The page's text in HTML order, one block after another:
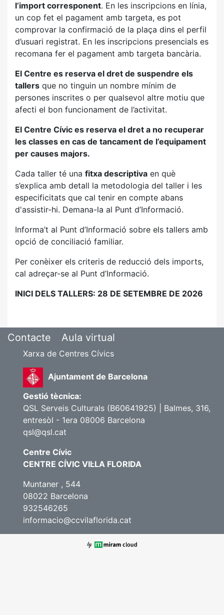
l’import corresponent. En les inscripcions en línia,
un cop fet el pagament amb targeta, es pot
comprovar la confirmació de la plaça dins el perfil
d’usuari registrat. En les inscripcions presencials es
recomana fer el pagament amb targeta bancària.
El Centre es reserva el dret de suspendre els
tallers que no tinguin un nombre mínim de
persones inscrites o per qualsevol altre motiu que
afecti el bon funcionament de l’activitat.
El Centre Cívic es reserva el dret a no recuperar
les classes en cas de tancament de l’equipament
per causes majors.
Cada taller té una fitxa descriptiva en què
s’explica amb detall la metodologia del taller i les
especificitats que cal tenir en compte abans
d'assistir-hi. Demana-la al Punt d’Informació.
Informa’t al Punt d’Informació sobre els tallers amb
opció de conciliació familiar.
Per conèixer els criteris de reducció dels imports,
cal adreçar-se al Punt d’Informació.
INICI DELS TALLERS: 28 DE SETEMBRE DE 2026
Contacte Aula virtual
Xarxa de Centres Cívics
Ajuntament de Barcelona
Gestió tècnica:
QSL Serveis Culturals (B60641925) | Balmes, 316,
entresòl - 1era 08006 Barcelona
qsl@qsl.cat
Centre Cívic
CENTRE CÍVIC VIL·LA FLORIDA
Muntaner , 544
08022 Barcelona
932546265
informacio@ccvilaflorida.cat